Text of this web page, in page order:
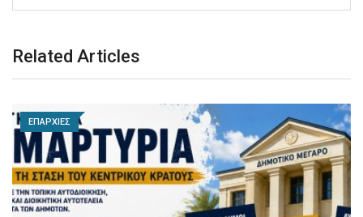
Related Articles
ΕΠΑΡΧΙΕΣ